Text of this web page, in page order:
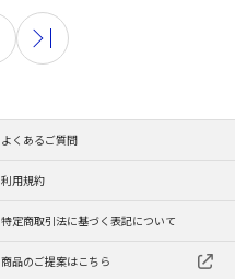
よくあるご質問
利用規約
特定商取引法に基づく表記について
商品のご提案はこちら